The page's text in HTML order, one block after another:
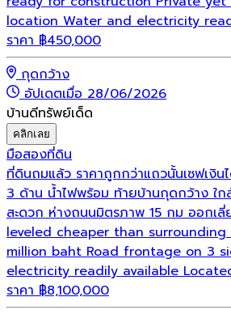
location Water and electricity
ราคา ฿450,000
กุดกว้าง
อัปเดตเมื่อ 28/06/2026
บ้านดีทรัพย์เด็ด
คลิกเลย
มือสองที่ดิน
ที่ดินถมแล้ว ราคาถูกกว่าแถวนั้นเซฟเงิ
3 ด้าน น้ำไฟพร้อม ท้ายบ้านกุดกว้าง ใ
สะดวก ห่างถนนมิตรภาพ 15 กม ออกเ
leveled cheaper than
million baht Road frontage on 3
electricity readily available
ราคา ฿8,100,000